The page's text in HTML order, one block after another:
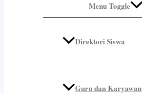
Menu Toggle
Direktori Siswa
Guru dan Karyawan